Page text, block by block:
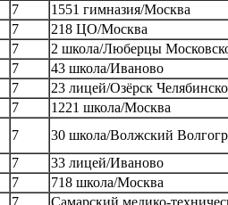
7
1551 гимназия/Москва
7
218 ЦО/Москва
7
2 школа/Люберцы
7
43 школа/Иваново
7
23 лицей/Озёрск
7
1221 школа/Москва
7
30 школа/Волжский
7
33 лицей/Иваново
7
718 школа/Москва
7
Самарский медико-